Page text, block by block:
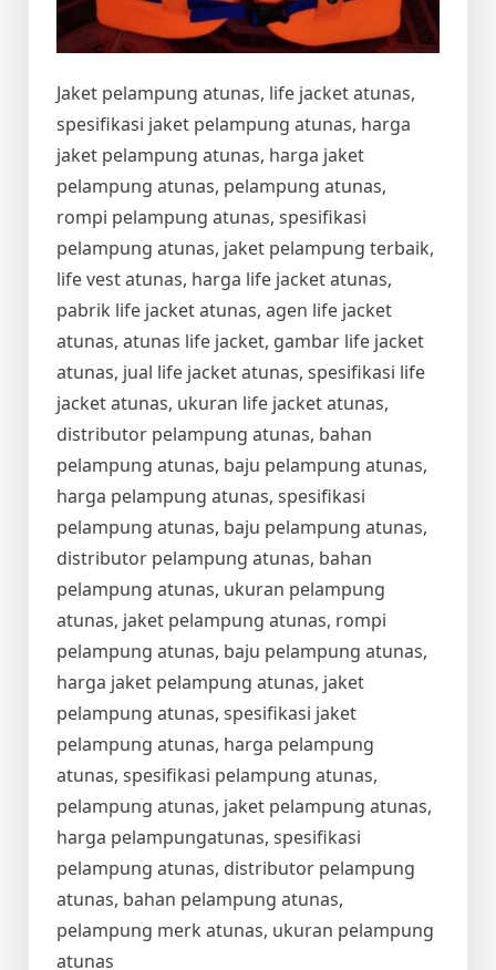
Jaket pelampung atunas, life jacket atunas,
spesifikasi jaket pelampung atunas, harga
jaket pelampung atunas, harga jaket
pelampung atunas, pelampung atunas,
rompi pelampung atunas, spesifikasi
pelampung atunas, jaket pelampung terbaik,
life vest atunas, harga life jacket atunas,
pabrik life jacket atunas, agen life jacket
atunas, atunas life jacket, gambar life jacket
atunas, jual life jacket atunas, spesifikasi life
jacket atunas, ukuran life jacket atunas,
distributor pelampung atunas, bahan
pelampung atunas, baju pelampung atunas,
harga pelampung atunas, spesifikasi
pelampung atunas, baju pelampung atunas,
distributor pelampung atunas, bahan
pelampung atunas, ukuran pelampung
atunas, jaket pelampung atunas, rompi
pelampung atunas, baju pelampung atunas,
harga jaket pelampung atunas, jaket
pelampung atunas, spesifikasi jaket
pelampung atunas, harga pelampung
atunas, spesifikasi pelampung atunas,
pelampung atunas, jaket pelampung atunas,
harga pelampungatunas, spesifikasi
pelampung atunas, distributor pelampung
atunas, bahan pelampung atunas,
pelampung merk atunas, ukuran pelampung
atunas